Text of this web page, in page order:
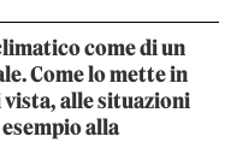
come di un
Come lo mette in
alle situazioni
alla